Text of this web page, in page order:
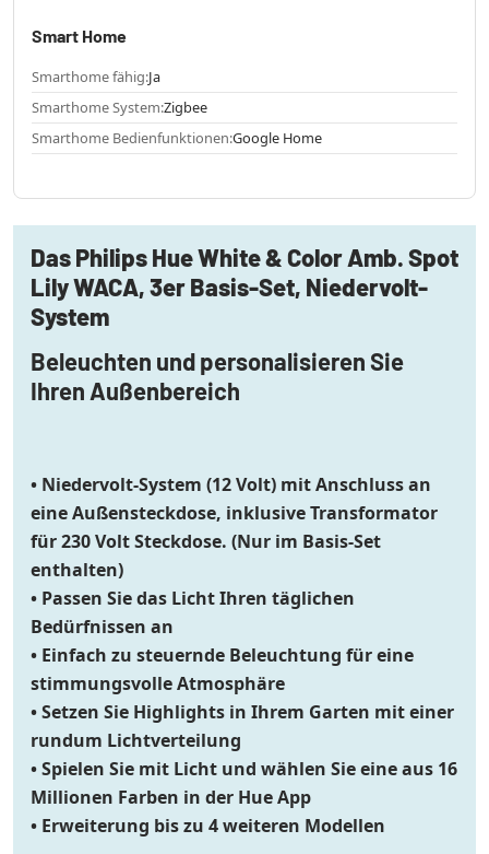
Smart Home
Smarthome fähig:Ja
Smarthome System:Zigbee
Smarthome Bedienfunktionen:Google Home
Das Philips Hue White & Color Amb. Spot
Lily WACA, 3er Basis-Set, Niedervolt-
System
Beleuchten und personalisieren Sie
Ihren Außenbereich
• Niedervolt-System (12 Volt) mit Anschluss an
eine Außensteckdose, inklusive Transformator
für 230 Volt Steckdose. (Nur im Basis-Set
enthalten)
• Passen Sie das Licht Ihren täglichen
Bedürfnissen an
• Einfach zu steuernde Beleuchtung für eine
stimmungsvolle Atmosphäre
• Setzen Sie Highlights in Ihrem Garten mit einer
rundum Lichtverteilung
• Spielen Sie mit Licht und wählen Sie eine aus 16
Millionen Farben in der Hue App
• Erweiterung bis zu 4 weiteren Modellen